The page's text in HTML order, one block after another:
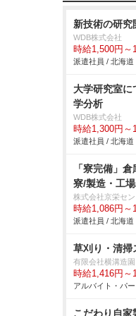
新技術の研究
WDB株式会社
時給1,500円～
派遣社員 / 北海道
大学研究室
学分析
WDB株式会社
時給1,300円～
派遣社員 / 北海道
「寮完備」
寮/製造・工
株式会社京栄セ
時給1,086円～
派遣社員 / 北海道
草刈り・清掃
有限会社横溝造園
時給1,416円～
アルバイト・パ
こだわり自家